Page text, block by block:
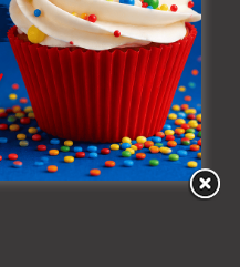
Scuba – krep
9,90€ uključ. PDV po metru